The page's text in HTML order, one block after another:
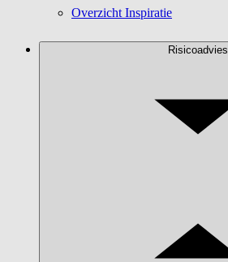
Overzicht Inspiratie
Risicoadvies